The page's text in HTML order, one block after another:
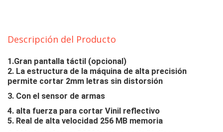
Descripción del Producto
1.Gran pantalla táctil (opcional)
2. La estructura de la máquina de alta precisión
permite cortar 2mm letras sin distorsión
3. Con el sensor de armas
4. alta fuerza para cortar Vinil reflectivo
5. Real de alta velocidad 256 MB memoria